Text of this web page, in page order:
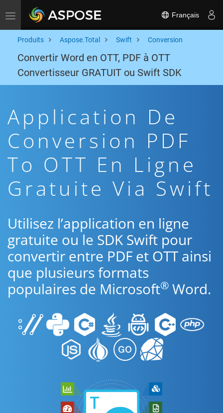
Toggle navigation Français
Produits Aspose.Total Swift Conversion
Convertir Word en OTT, PDF à OTT
Convertisseur GRATUIT ou Swift SDK
Application De
Conversion PDF
To OTT En Ligne
Gratuite Via Swift
Utilisez l’application en ligne
gratuite ou le SDK Swift pour
convertir entre PDF et OTT ainsi
que plusieurs formats
populaires de Microsoft® Word.